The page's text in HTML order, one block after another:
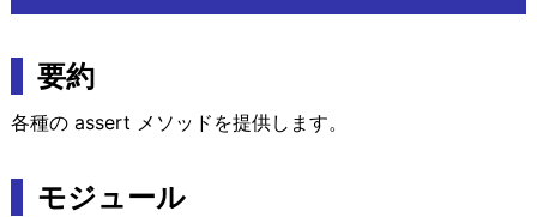
要約
各種の assert メソッドを提供します。
モジュール